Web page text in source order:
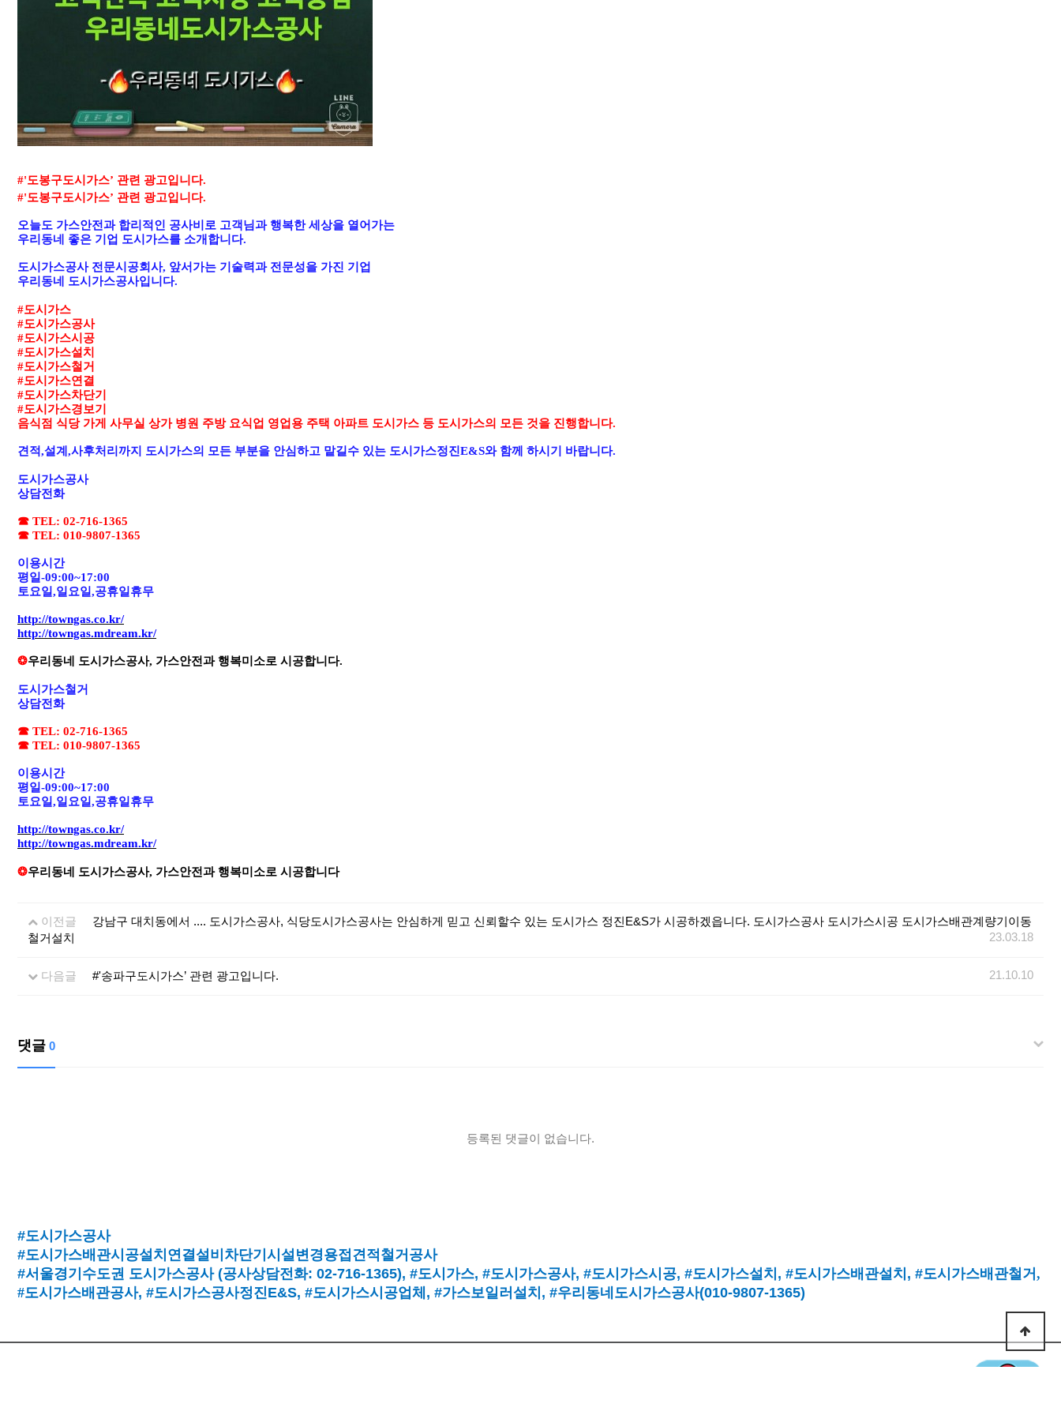
#'도봉구도시가스’ 관련 광고입니다.
#'도봉구도시가스’ 관련 광고입니다.
오늘도 가스안전과 합리적인 공사비로 고객님과 행복한 세상을 열어가는
우리동네 좋은 기업 도시가스를 소개합니다.
도시가스공사 전문시공회사, 앞서가는 기술력과 전문성을 가진 기업
우리동네 도시가스공사입니다.
#도시가스
#도시가스공사
#도시가스시공
#도시가스설치
#도시가스철거
#도시가스연결
#도시가스차단기
#도시가스경보기
음식점 식당 가게 사무실 상가 병원 주방 요식업 영업용 주택 아파트 도시가스 등 도시가스의 모든 것을 진행합니다.
견적,설계 ,사후처리까지 도시가스의 모든 부분을 안심하고 맡길수 있는 도시가스정진E&S와 함께 하시기 바랍니다.
도시가스공사
상담전화
☎ TEL: 02-716-1365
☎ TEL: 010-9807-1365
이용시간
평일-09:00~17:00
토요일,일요일,공휴일휴무
http://towngas.co.kr/
http://towngas.mdream.kr/
❂우리동네 도시가스공사, 가스안전과 행복미소로 시공합니다.
도시가스철거
상담전화
☎ TEL: 02-716-1365
☎ TEL: 010-9807-1365
이용시간
평일-09:00~17:00
토요일,일요일,공휴일휴무
http://towngas.co.kr/
http://towngas.mdream.kr/
❂우리동네 도시가스공사, 가스안전과 행복미소로 시공합니다
이전글
강남구 대치동에서 .... 도시가스공사, 식당도시가스공사는 안심하게 믿고 신뢰할수 있는 도시가스 정진E&S가 시공하겠읍니다. 도시가스공사 도시가스시공 도시가스배관계량기이동
철거설치
23.03.18
다음글 #'송파구도시가스’ 관련 광고입니다. 21.10.10
댓글 0
등록된 댓글이 없습니다.
#도시가스공사
#도시가스배관시공설치연결설비차단기시설변경용접견적철거공사
#서울경기수도권 도시가스공사 (공사상담전화: 02-716-1365), #도시가스, #도시가스공사, #도시가스시공, #도시가스설치 , #도시가스배관설치 , #도시가스배관철거,
#도시가스배관공사, #도시가스공사정진E&S, #도시가스시공업체 , #가스보일러설치 , #우리동네도시가스공사(010-9807-1365)
상단으로